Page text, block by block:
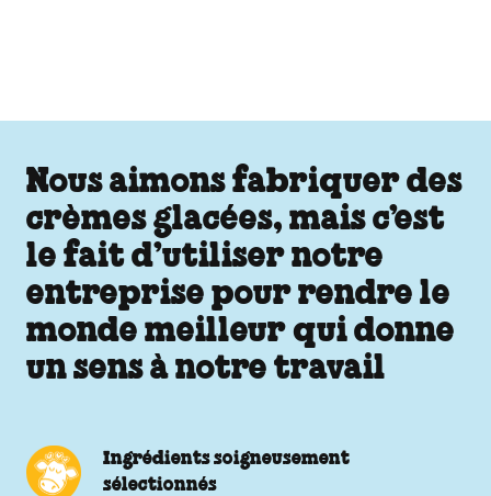
Nous aimons fabriquer des
crèmes glacées, mais c’est
le fait d’utiliser notre
entreprise pour rendre le
monde meilleur qui donne
un sens à notre travail
Ingrédients soigneusement
sélectionnés